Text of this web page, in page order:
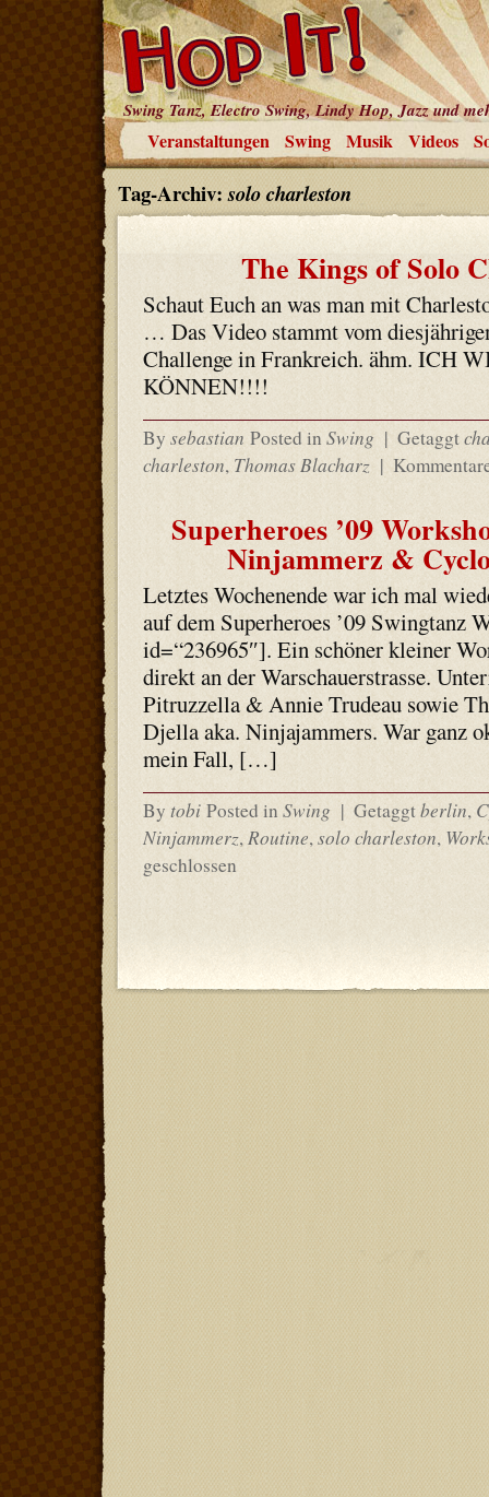
Swing Tanz, Electro Swing, Lindy Hop, Jazz und
Veranstaltungen Swing Musik Videos
Tag-Archiv:solo charleston
The Kings of Solo
Schaut Euch an was man mit
… Das Video stammt vom
Challenge in Frankreich. ähm. ICH
KÖNNEN!!!!
By sebastian Posted inSwing | Getaggt
charleston, Thomas Blacharz |
Superheroes ’09
Ninjammerz &
Letztes Wochenende war ich mal
auf dem Superheroes ’09 Swingtanz
id=“236965″]. Ein schöner kleiner
direkt an der Warschauerstrasse.
Pitruzzella & Annie Trudeau sowie
Djella aka. Ninjajammers. War ganz
mein Fall, […]
By tobi Posted in Swing | Getaggtberlin,
Ninjammerz,Routine,solo charleston,
geschlossen